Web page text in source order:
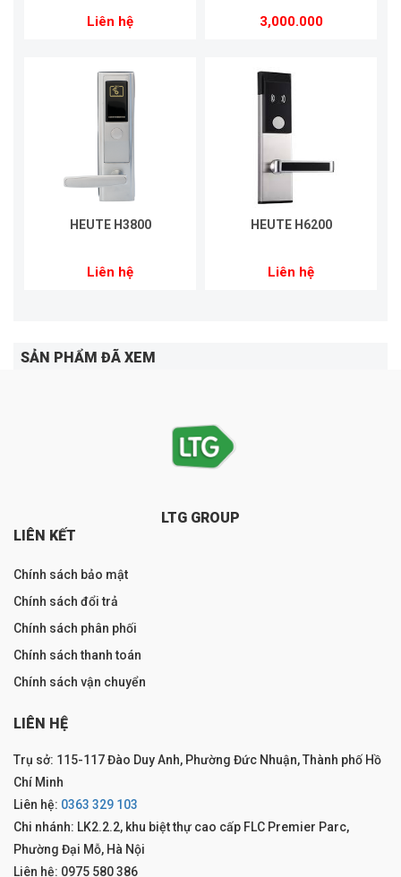
Liên hệ 3,000.000
HEUTE H3800
Liên hệ
HEUTE H6200
Liên hệ
SẢN PHẨM ĐÃ XEM
LTG GROUP
LIÊN KẾT
Chính sách bảo mật
Chính sách đổi trả
Chính sách phân phối
Chính sách thanh toán
Chính sách vận chuyển
LIÊN HỆ
Trụ sở: 115-117 Đào Duy Anh, Phường Đức Nhuận, Thành phố Hồ
Chí Minh
Liên hệ: 0363 329 103
Chi nhánh: LK2.2.2, khu biệt thự cao cấp FLC Premier Parc,
Phường Đại Mỗ, Hà Nội
Liên hệ: 0975 580 386